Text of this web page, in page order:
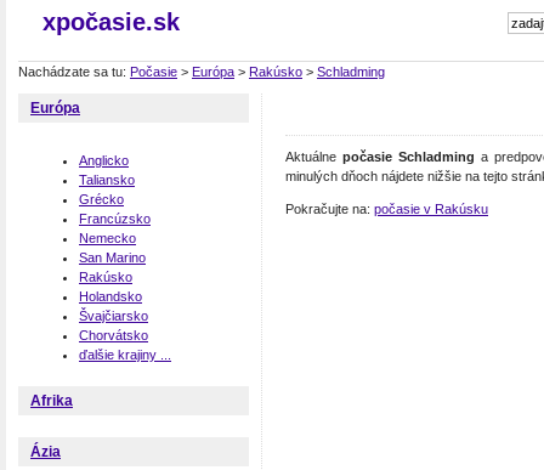
xpočasie.sk
Nachádzate sa tu: Počasie > Európa > Rakúsko > Schladming
Európa
Anglicko
Taliansko
Grécko
Francúzsko
Nemecko
San Marino
Rakúsko
Holandsko
Švajčiarsko
Chorvátsko
ďalšie krajiny ...
Afrika
Ázia
Aktuálnepočasie Schladming a
minulých dňoch nájdete nižšie na tejto
Pokračujte na: počasie v Rakúsku